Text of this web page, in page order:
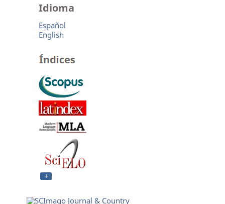
Idioma
Español
English